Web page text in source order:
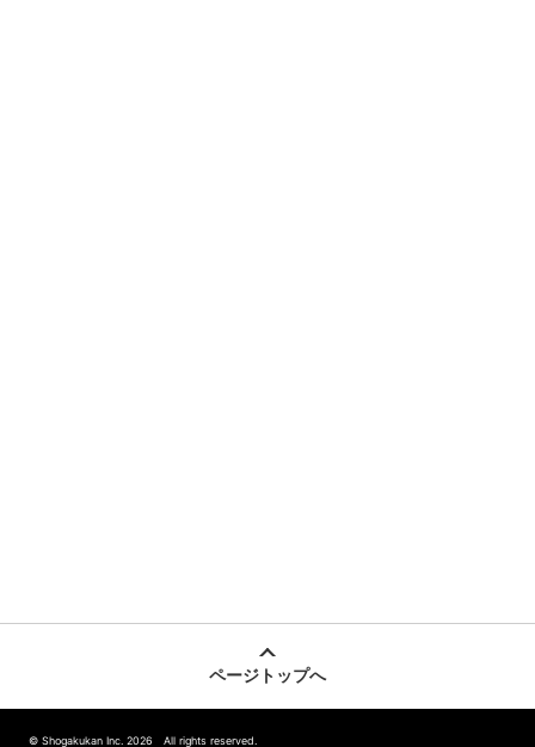
ページトップへ
© Shogakukan Inc. 2026 All rights reserved.